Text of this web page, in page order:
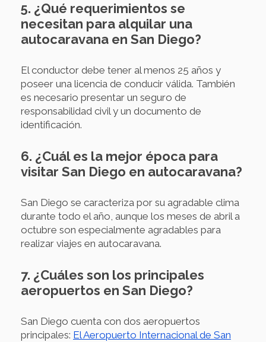
5. ¿Qué requerimientos se
necesitan para alquilar una
autocaravana en San Diego?
El conductor debe tener al menos 25 años y
poseer una licencia de conducir válida. También
es necesario presentar un seguro de
responsabilidad civil y un documento de
identificación.
6. ¿Cuál es la mejor época para
visitar San Diego en autocaravana?
San Diego se caracteriza por su agradable clima
durante todo el año, aunque los meses de abril a
octubre son especialmente agradables para
realizar viajes en autocaravana.
7. ¿Cuáles son los principales
aeropuertos en San Diego?
San Diego cuenta con dos aeropuertos
principales: El Aeropuerto Internacional de San